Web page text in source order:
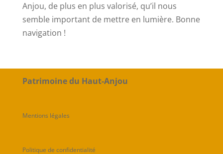
Anjou, de plus en plus valorisé, qu’il nous
semble important de mettre en lumière. Bonne
navigation !
Patrimoine du Haut-Anjou
Mentions légales
Politique de confidentialité